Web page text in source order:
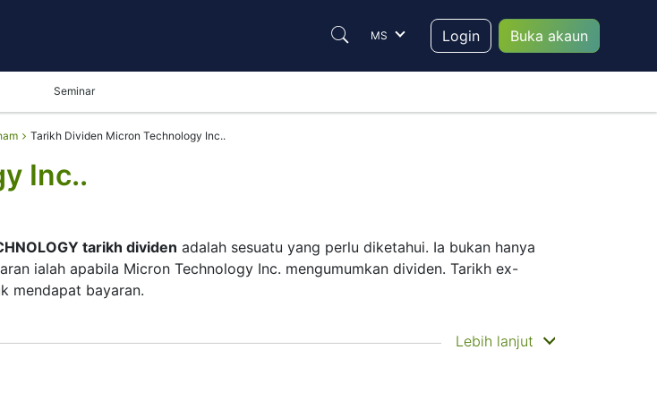
MS Login Buka akaun
Seminar
Tarikh Dividen Micron Technology Inc..
Inc..
tarikh dividen adalah sesuatu yang perlu diketahui. Ia bukan hanya
ialah apabila Micron Technology Inc. mengumumkan dividen. Tarikh ex-
mendapat bayaran.
pemegang sahamnya dan tarikh pembayaran ialah apabila anda benar-benar
Lebih lanjut